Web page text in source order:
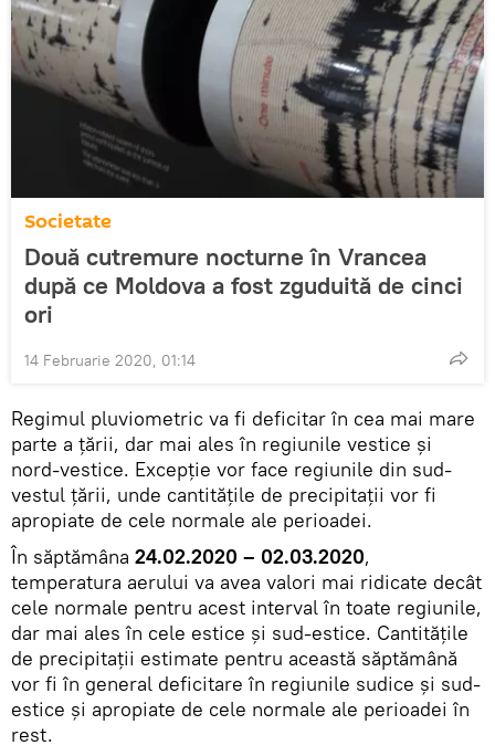
Societate
Două cutremure nocturne în Vrancea
după ce Moldova a fost zguduită de cinci
ori
14 Februarie 2020, 01:14
Regimul pluviometric va fi deficitar în cea mai mare
parte a țării, dar mai ales în regiunile vestice și
nord-vestice. Excepție vor face regiunile din sud-
vestul țării, unde cantitățile de precipitații vor fi
apropiate de cele normale ale perioadei.
În săptămâna 24.02.2020 – 02.03.2020,
temperatura aerului va avea valori mai ridicate decât
cele normale pentru acest interval în toate regiunile,
dar mai ales în cele estice și sud-estice. Cantitățile
de precipitații estimate pentru această săptămână
vor fi în general deficitare în regiunile sudice și sud-
estice și apropiate de cele normale ale perioadei în
rest.